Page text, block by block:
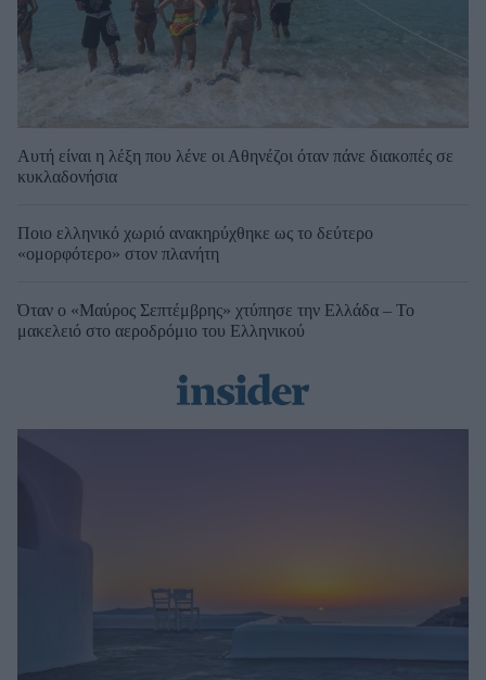
Αυτή είναι η λέξη που λένε οι Αθηνέζοι όταν πάνε διακοπές σε
κυκλαδονήσια
Ποιο ελληνικό χωριό ανακηρύχθηκε ως το δεύτερο
«ομορφότερο» στον πλανήτη
Όταν ο «Μαύρος Σεπτέμβρης» χτύπησε την Ελλάδα – Το
μακελειό στο αεροδρόμιο του Ελληνικού